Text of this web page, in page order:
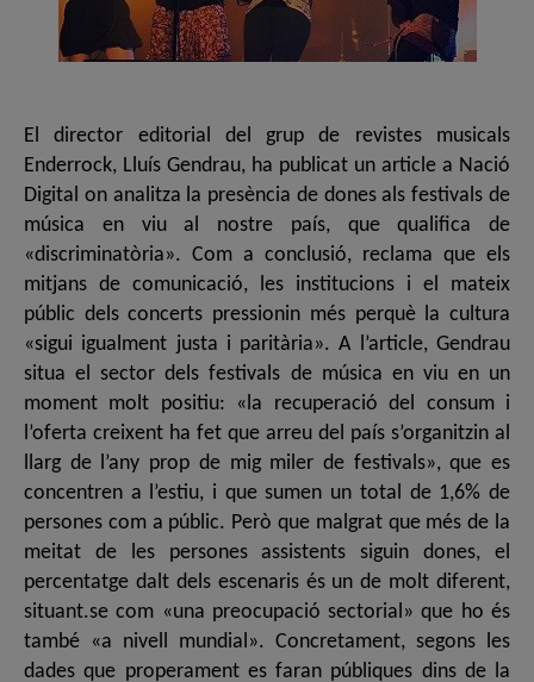
El director editorial del grup de revistes musicals
Enderrock, Lluís Gendrau, ha publicat un article a Nació
Digital on analitza la presència de dones als festivals de
música en viu al nostre país, que qualifica de
«discriminatòria». Com a conclusió, reclama que els
mitjans de comunicació, les institucions i el mateix
públic dels concerts pressionin més perquè la cultura
«sigui igualment justa i paritària». A l’article, Gendrau
situa el sector dels festivals de música en viu en un
moment molt positiu: «la recuperació del consum i
l’oferta creixent ha fet que arreu del país s’organitzin al
llarg de l’any prop de mig miler de festivals», que es
concentren a l’estiu, i que sumen un total de 1,6% de
persones com a públic. Però que malgrat que més de la
meitat de les persones assistents siguin dones, el
percentatge dalt dels escenaris és un de molt diferent,
situant.se com «una preocupació sectorial» que ho és
també «a nivell mundial». Concretament, segons les
dades que properament es faran públiques dins de la